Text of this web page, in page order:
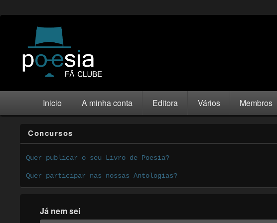
Inicio A minha conta Editora Vários Membros
Concursos
Quer publicar o seu Livro de Poesia?
Quer participar nas nossas Antologias?
Já nem sei